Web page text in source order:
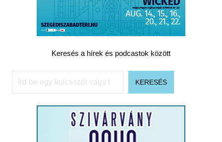
Keresés a hírek és podcastok között
Keresés
KERESÉS